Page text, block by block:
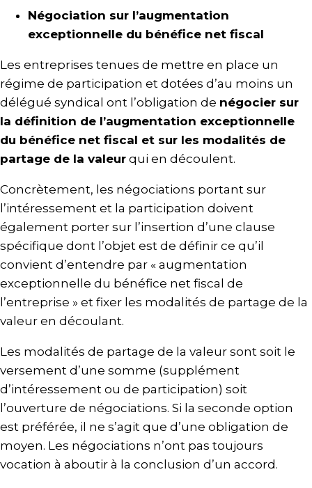
Négociation sur l’augmentation
exceptionnelle du bénéfice net fiscal
Les entreprises tenues de mettre en place un
régime de participation et dotées d’au moins un
délégué syndical ont l’obligation de négocier sur
la définition de l’augmentation exceptionnelle
du bénéfice net fiscal et sur les modalités de
partage de la valeur qui en découlent.
Concrètement, les négociations portant sur
l’intéressement et la participation doivent
également porter sur l’insertion d’une clause
spécifique dont l’objet est de définir ce qu’il
convient d’entendre par « augmentation
exceptionnelle du bénéfice net fiscal de
l’entreprise » et fixer les modalités de partage de la
valeur en découlant.
Les modalités de partage de la valeur sont soit le
versement d’une somme (supplément
d’intéressement ou de participation) soit
l’ouverture de négociations. Si la seconde option
est préférée, il ne s’agit que d’une obligation de
moyen. Les négociations n’ont pas toujours
vocation à aboutir à la conclusion d’un accord.